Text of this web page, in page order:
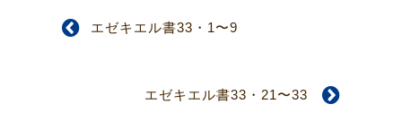
エゼキエル書33・1〜9
エゼキエル書33・21〜33